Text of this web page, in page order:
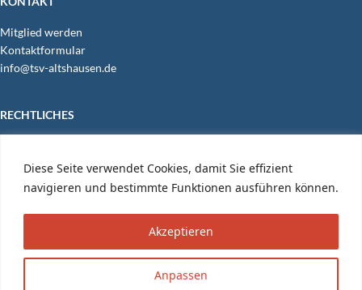
Diese Seite verwendet Cookies, damit Sie effizient
navigieren und bestimmte Funktionen ausführen können.
Anpassen
Akzeptieren
Mit­glied werden
Kon­takt­for­mu­lar
info@​tsv-​altshausen.​de
RECHT­LI­CHES
Impres­sum
Ein­log­gen
| Suche
Copyright © 2026 TSV 1881 e.V. Altshausen.